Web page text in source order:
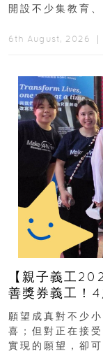
開設不少集教育
6th August, 2026 ｜
【親子義工
善獎券義工！
新界
願望成真對不少
喜；但對正在接
實現的願望，卻